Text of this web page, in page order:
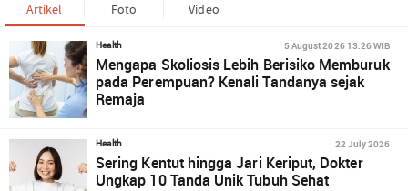
Artikel Foto Video
Health 5 August 2026 13:26 WIB
Mengapa Skoliosis Lebih Berisiko Memburuk
pada Perempuan? Kenali Tandanya sejak
Remaja
Health 22 July 2026
Sering Kentut hingga Jari Keriput, Dokter
Ungkap 10 Tanda Unik Tubuh Sehat